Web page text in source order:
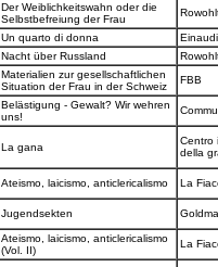
Der Weiblichkeitswahn oder die
Selbstbefreiung der Frau
Un quarto di donna
Nacht über Russland
Materialien zur gesellschaftlichen
Situation der Frau in der Schweiz
FBB
Belästigung - Gewalt? Wir wehren
uns!
La gana
Centro
della
Ateismo, laicismo, anticlericalismo La
Jugendsekten
Ateismo, laicismo, anticlericalismo
(Vol. II)
La